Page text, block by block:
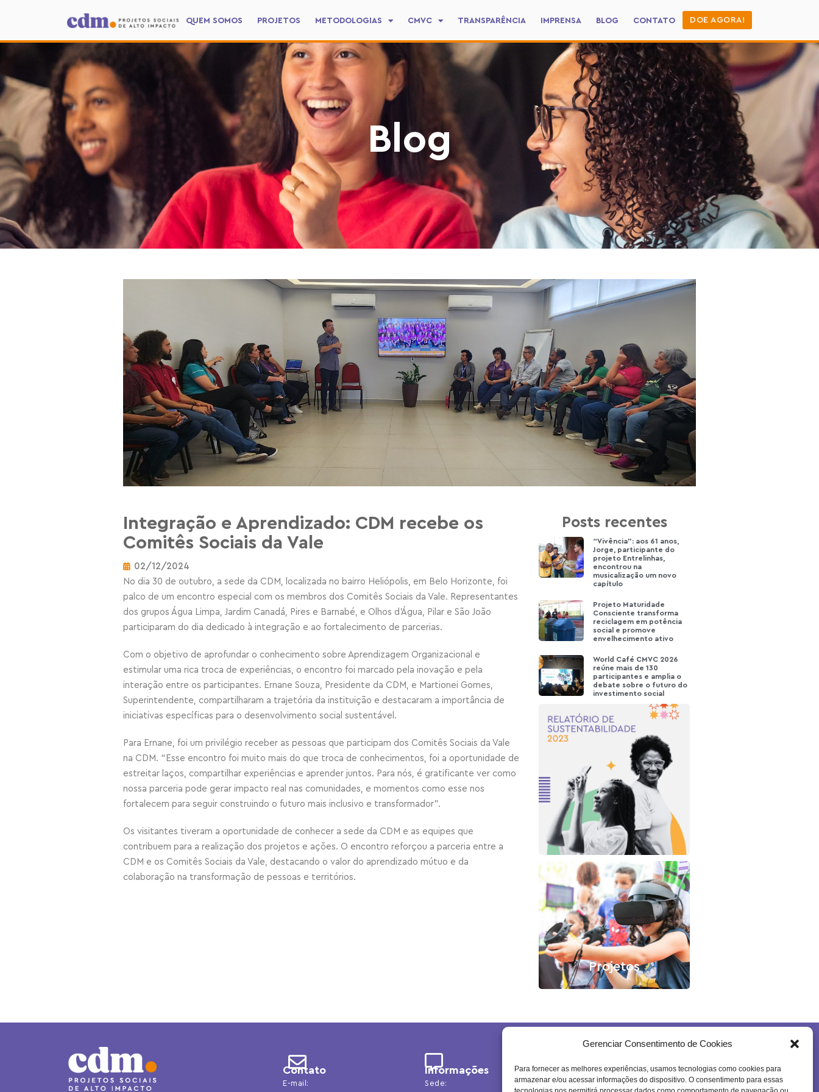
Gerenciar Consentimento de Cookies
Para fornecer as melhores experiências, usamos tecnologias como cookies para
armazenar e/ou acessar informações do dispositivo. O consentimento para essas
QUEM SOMOS PROJETOS METODOLOGIAS CMVC TRANSPARÊNCIA IMPRENSA BLOG CONTATO DOE AGORA!
Blog
Integração e Aprendizado: CDM recebe os
Comitês Sociais da Vale
02/12/2024
No dia 30 de outubro, a sede da CDM, localizada no bairro Heliópolis, em Belo Horizonte, foi
palco de um encontro especial com os membros dos Comitês Sociais da Vale. Representantes
dos grupos Água Limpa, Jardim Canadá, Pires e Barnabé, e Olhos d’Água, Pilar e São João
participaram do dia dedicado à integração e ao fortalecimento de parcerias.
Com o objetivo de aprofundar o conhecimento sobre Aprendizagem Organizacional e
estimular uma rica troca de experiências, o encontro foi marcado pela inovação e pela
interação entre os participantes. Ernane Souza, Presidente da CDM, e Martionei Gomes,
Superintendente, compartilharam a trajetória da instituição e destacaram a importância de
iniciativas específicas para o desenvolvimento social sustentável.
Para Ernane, foi um privilégio receber as pessoas que participam dos Comitês Sociais da Vale
na CDM. “Esse encontro foi muito mais do que troca de conhecimentos, foi a oportunidade de
estreitar laços, compartilhar experiências e aprender juntos. Para nós, é gratificante ver como
nossa parceria pode gerar impacto real nas comunidades, e momentos como esse nos
fortalecem para seguir construindo o futuro mais inclusivo e transformador”.
Os visitantes tiveram a oportunidade de conhecer a sede da CDM e as equipes que
contribuem para a realização dos projetos e ações. O encontro reforçou a parceria entre a
CDM e os Comitês Sociais da Vale, destacando o valor do aprendizado mútuo e da
colaboração na transformação de pessoas e territórios.
Posts recentes
“Vivência”: aos 61 anos,
Jorge, participante do
projeto Entrelinhas,
encontrou na
musicalização um novo
capítulo
Projeto Maturidade
Consciente transforma
reciclagem em potência
social e promove
envelhecimento ativo
World Café CMVC 2026
reúne mais de 130
participantes e amplia o
debate sobre o futuro do
investimento social
Projetos
Contato
E-mail:
Informações
Sede: